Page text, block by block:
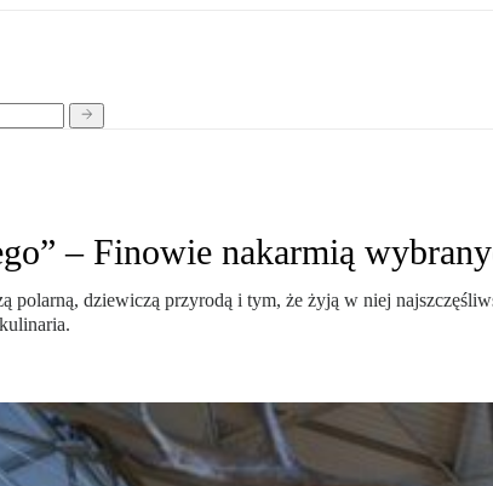
– Finowie nakarmią
polarną, dziewiczą przyrodą i tym, że żyją w niej